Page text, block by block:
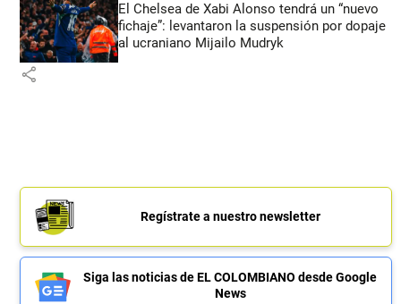
El Chelsea de Xabi Alonso tendrá un “nuevo
fichaje”: levantaron la suspensión por dopaje
al ucraniano Mijailo Mudryk
share
Regístrate a nuestro newsletter
Siga las noticias de EL COLOMBIANO desde Google
News